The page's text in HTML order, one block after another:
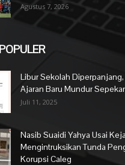
Agustus 7, 2026
Libur Sekolah
Ajaran Baru Mundur
Juli 11, 2025
Nasib Suaidi Yahya Usai
Mengintruksikan Tunda
Korupsi Caleg